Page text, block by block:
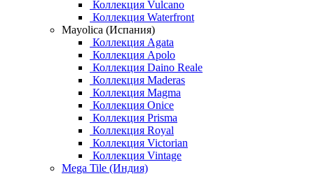
Коллекция Vulcano
Коллекция Waterfront
Mayolica (Испания)
Коллекция Agata
Коллекция Apolo
Коллекция Daino Reale
Коллекция Maderas
Коллекция Magma
Коллекция Onice
Коллекция Prisma
Коллекция Royal
Коллекция Victorian
Коллекция Vintage
Mega Tile (Индия)